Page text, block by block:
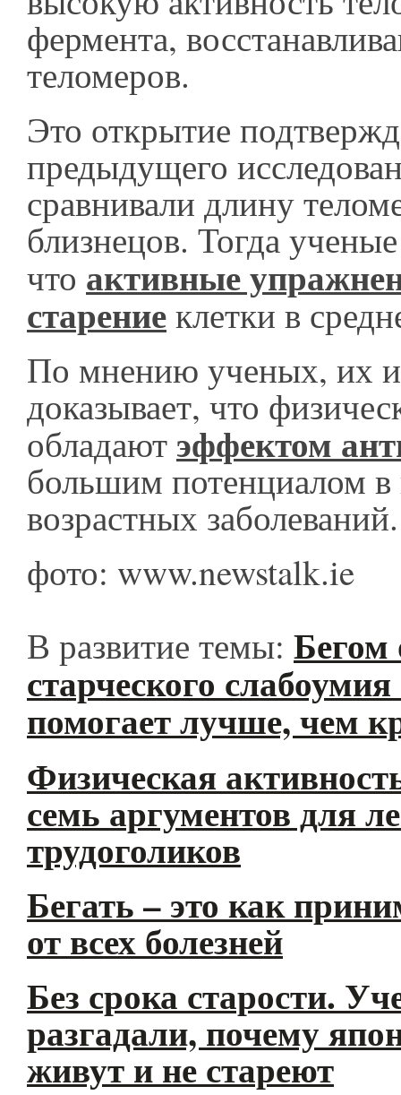
фермента,
теломеров.
Это открытие
предыдущего
сравнивали длину
близнецов. Тогда
что активные
старениеклетки в
По мнению ученых, их
доказывает, что
обладают эффектом
большим потенциалом
возрастных заболеваний.
фото: www.newstalk.ie
В развитие темы: Бегом
старческого
помогает лучше, чем
Физическая
семь аргументов для
трудоголиков
Бегать – это как
от всех болезней
Без срока старости.
разгадали, почему
живут и не стареют